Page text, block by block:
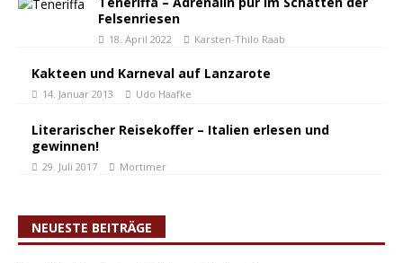
Felsenriesen
18. April 2022 Karsten-Thilo Raab
Kakteen und Karneval auf Lanzarote
14. Januar 2013 Udo Haafke
Literarischer Reisekoffer – Italien erlesen und
gewinnen!
29. Juli 2017 Mortimer
NEUESTE BEITRÄGE